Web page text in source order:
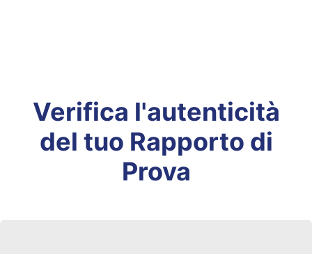
Verifica l'autenticità
del tuo Rapporto di
Prova